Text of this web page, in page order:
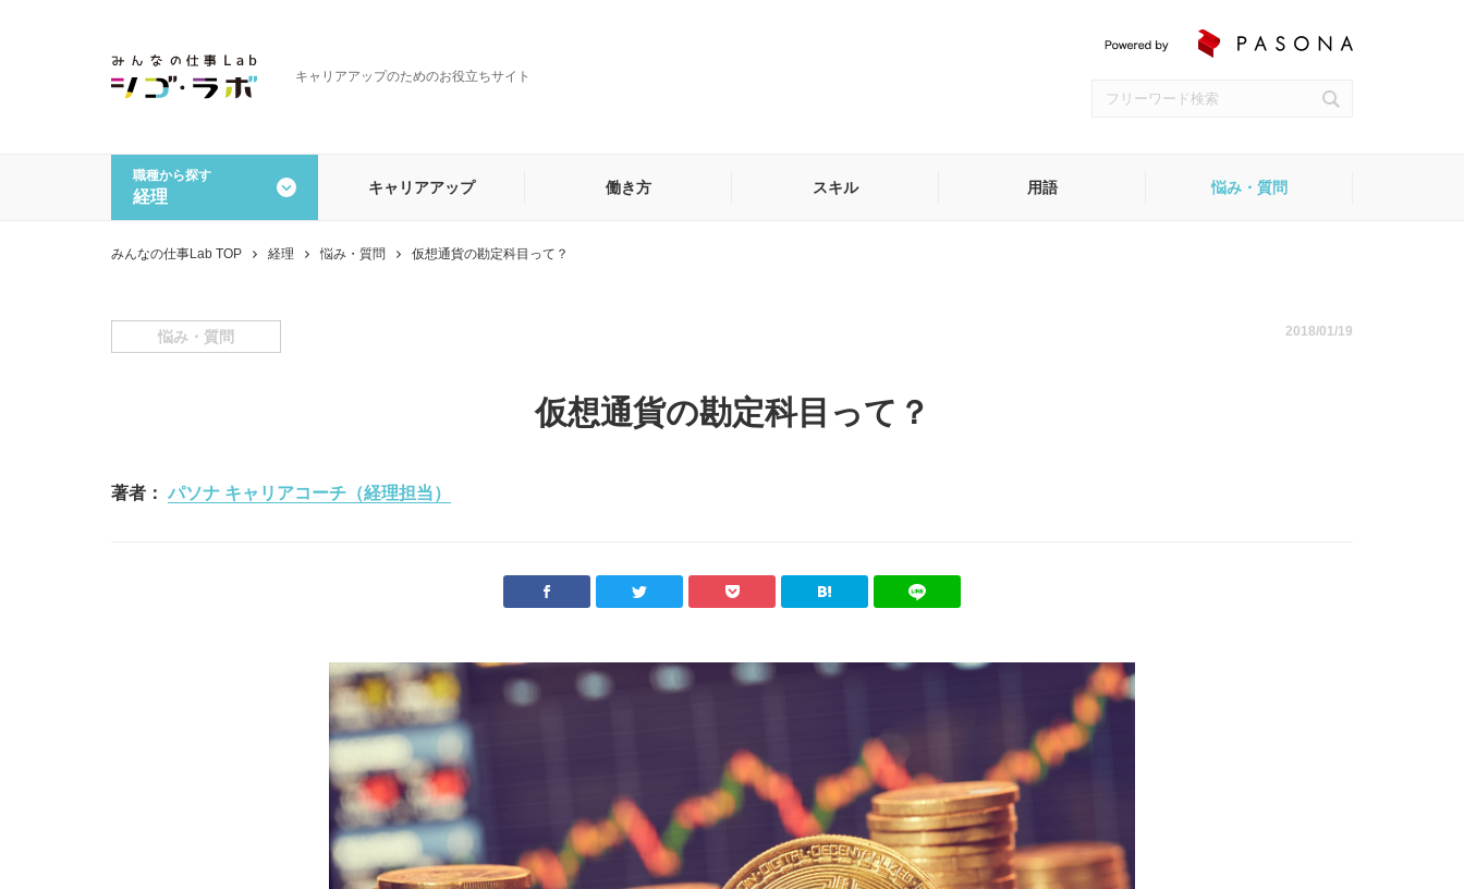
キャリアアップのためのお役立ちサイト
職種から探す
経理
一般事務・営業事務 経理
キャリアアップ 働き方 スキル 用語 悩み・質問
みんなの仕事Lab TOP 経理 悩み・質問 仮想通貨の勘定科目って？
悩み・質問 2018/01/19
仮想通貨の勘定科目って？
著者： パソナ キャリアコーチ（経理担当）